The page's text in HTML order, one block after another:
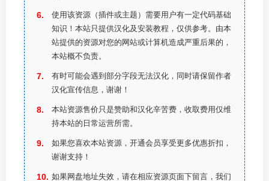
使用该资源（插件或主题）需要用户有一定代码基础
知识！本站只提供汉化及安装教程，仅供参考。由本
站提供的资源对您的网站或计算机造成严重后果的，
本站概不负责。
有时可能会遇到部分字段无法汉化，同时请保留作者
汉化宣传信息，谢谢！
本站资源售价只是赞助和汉化辛苦费，收取费用仅维
持本站的日常运营所需。
如果您喜欢本站资源，开通会员享受更多优惠折扣，
谢谢支持！
如果网盘地址失效，请在相应资源页面下留言，我们